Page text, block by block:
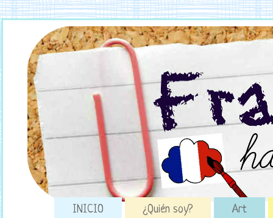
INICIO ¿Quién soy? Art